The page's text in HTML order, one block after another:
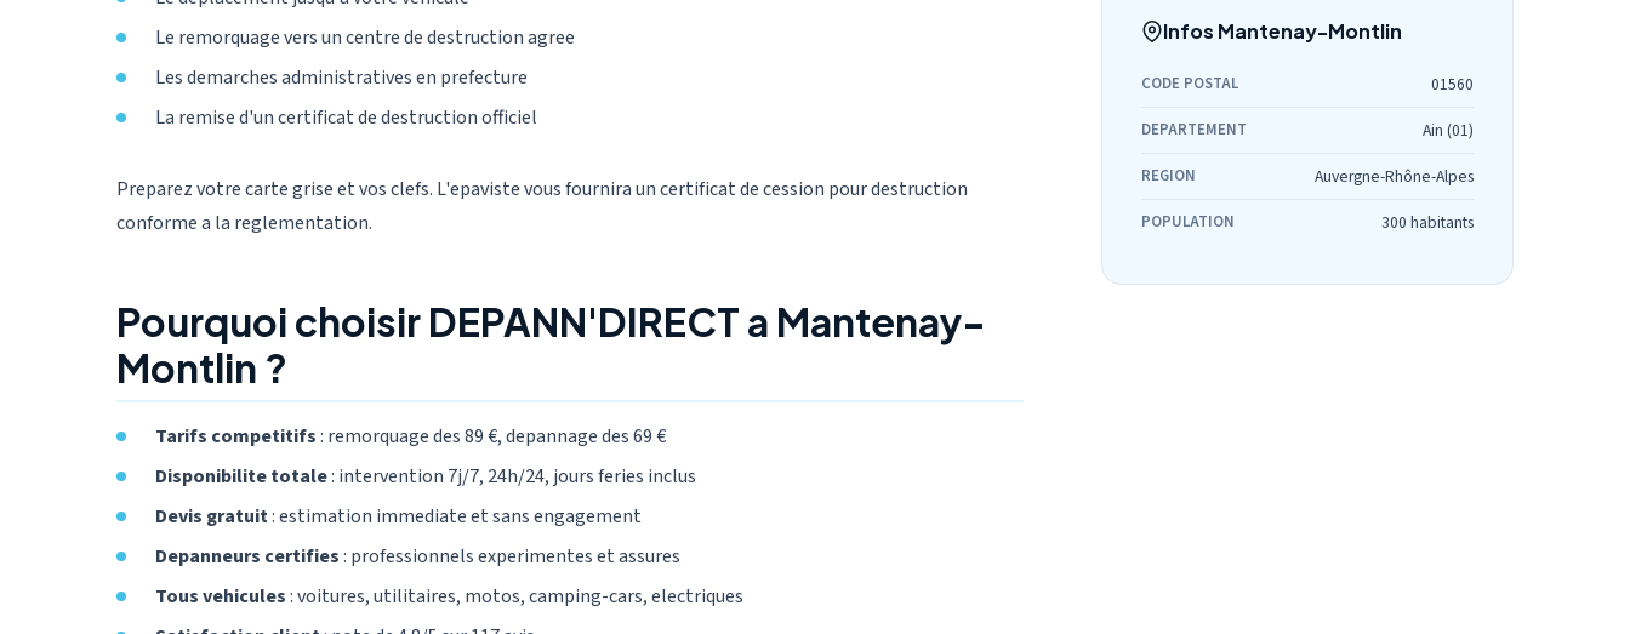
Le remorquage vers un centre de destruction agree
Les demarches administratives en prefecture
La remise d'un certificat de destruction officiel
Preparez votre carte grise et vos clefs. L'epaviste vous fournira un certificat de cession pour destruction
conforme a la reglementation.
Pourquoi choisir DEPANN'DIRECT a Mantenay-
Montlin ?
Tarifs competitifs: remorquage des 89 €, depannage des 69 €
Disponibilite totale: intervention 7j/7, 24h/24, jours feries inclus
Devis gratuit: estimation immediate et sans engagement
Depanneurs certifies: professionnels experimentes et assures
Tous vehicules: voitures, utilitaires, motos, camping-cars, electriques
Infos Mantenay-Montlin
CODE POSTAL 01560
DEPARTEMENT Ain (01)
REGION Auvergne-Rhône-Alpes
POPULATION 300 habitants